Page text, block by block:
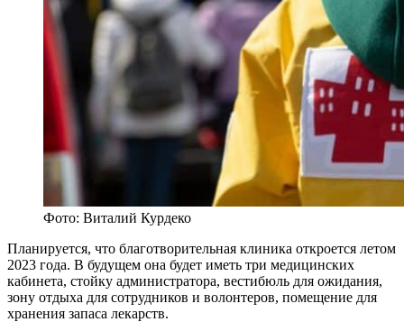
Фото: Виталий Курдеко
Планируется, что благотворительная клиника откроется летом
2023 года. В будущем она будет иметь три медицинских
кабинета, стойку администратора, вестибюль для ожидания,
зону отдыха для сотрудников и волонтеров, помещение для
хранения запаса лекарств.